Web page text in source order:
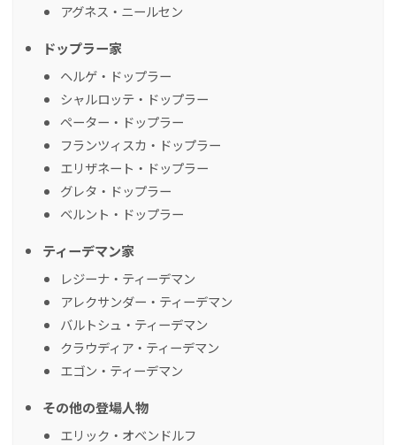
アグネス・ニールセン
ドップラー家
ヘルゲ・ドップラー
シャルロッテ・ドップラー
ペーター・ドップラー
フランツィスカ・ドップラー
エリザネート・ドップラー
グレタ・ドップラー
ベルント・ドップラー
ティーデマン家
レジーナ・ティーデマン
アレクサンダー・ティーデマン
バルトシュ・ティーデマン
クラウディア・ティーデマン
エゴン・ティーデマン
その他の登場人物
エリック・オベンドルフ